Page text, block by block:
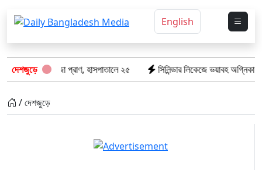
English
দেশজুড়ে
গেল ৮টি তাজা প্রাণ, হাসপাতালে ২৫ সিলিন্ডার লিকেজে ভয়াবহ
/ দেশজুড়ে